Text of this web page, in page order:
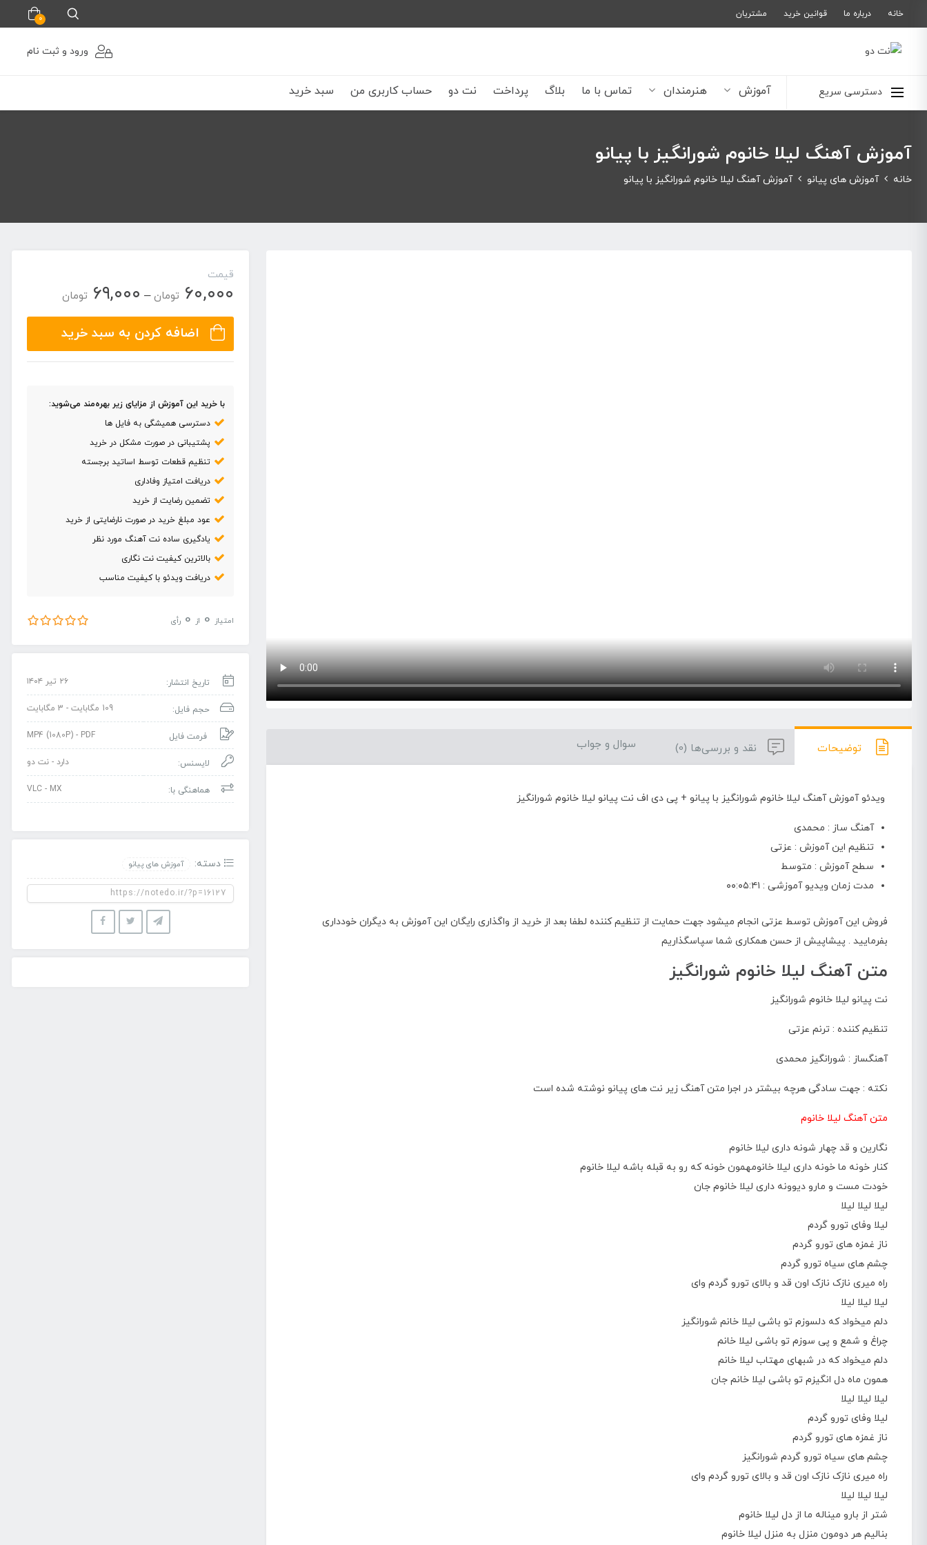
خانه درباره ما قوانین خرید مشتریان 0
ورود و ثبت نام
دسترسی سریع آموزش هنرمندان تماس با ما بلاگ پرداخت نت دو حساب کاربری من سبد خرید
آموزش آهنگ لیلا خانوم شورانگیز با پیانو
خانه آموزش های پیانو آموزش آهنگ لیلا خانوم شورانگیز با پیانو
توضیحات نقد و بررسی‌ها (0) سوال و جواب
ویدئو آموزش آهنگ لیلا خانوم شورانگیز با پیانو + پی دی اف نت پیانو لیلا خانوم شورانگیز
آهنگ ساز : محمدی
تنظیم این آموزش : عزتی
سطح آموزش : متوسط
مدت زمان ویدیو آموزشی : ۰۰:۰۵:۴۱
فروش این آموزش توسط عزتی انجام میشود جهت حمایت از تنظیم کننده لطفا بعد از خرید از واگذاری رایگان این آموزش به دیگران خودداری
بفرمایید . پیشاپیش از حسن همکاری شما سپاسگذاریم
متن آهنگ لیلا خانوم شورانگیز
نت پیانو لیلا خانوم شورانگیز
تنظیم کننده : ترنم عزتی
آهنگساز : شورانگیز محمدی
نکته : جهت سادگی هرچه بیشتر در اجرا متن آهنگ زیر نت های پیانو نوشته شده است
متن آهنگ لیلا خانوم
نگارین و قد چهار شونه داری لیلا خانوم
کنار خونه ما خونه داری لیلا خانومهمون خونه که رو به قبله باشه لیلا خانوم
خودت مست و مارو دیوونه داری لیلا خانوم جان
لیلا لیلا لیلا
لیلا وفای تورو گردم
ناز غمزه های تورو گردم
چشم های سیاه تورو گردم
راه میری نازک نازک اون قد و بالای تورو گردم وای
لیلا لیلا لیلا
دلم میخواد که دلسوزم تو باشی لیلا خانم شورانگیز
چراغ و شمع و پی سوزم تو باشی لیلا خانم
دلم میخواد که در شبهای مهتاب لیلا خانم
همون ماه دل انگیزم تو باشی لیلا خانم جان
لیلا لیلا لیلا
لیلا وفای تورو گردم
ناز غمزه های تورو گردم
چشم های سیاه تورو گردم شورانگیز
راه میری نازک نازک اون قد و بالای تورو گردم وای
لیلا لیلا لیلا
شتر از بارو میناله ما از دل لیلا خانوم
بنالیم هر دومون منزل به منزل لیلا خانوم
قیمت
۶۰,۰۰۰ تومان – ۶۹,۰۰۰ تومان
قیمت:
تا
اضافه کردن به سبد خرید
با خرید این آموزش از مزایای زیر بهره‌مند می‌شوید:
دسترسی همیشگی به فایل ها
پشتیبانی در صورت مشکل در خرید
تنظیم قطعات توسط اساتید برجسته
دریافت امتیاز وفاداری
تضمین رضایت از خرید
عود مبلغ خرید در صورت نارضایتی از خرید
یادگیری ساده نت آهنگ مورد نظر
بالاترین کیفیت نت نگاری
دریافت ویدئو با کیفیت مناسب
امتیاز 0 از 0 رأی
تاریخ انتشار: ۲۶ تیر ۱۴۰۴
حجم فایل: 109 مگابایت - 3 مگابایت
فرمت فایل MP4 (1080P) - PDF
لایسنس: دارد - نت دو
هماهنگی با: VLC - MX
دسته: آموزش های پیانو